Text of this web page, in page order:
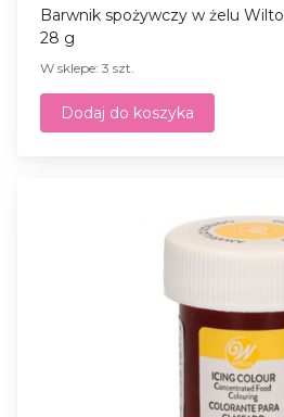
Barwnik spożywczy w żelu
28 g
W sklepe: 3 szt.
Dodaj do koszyka